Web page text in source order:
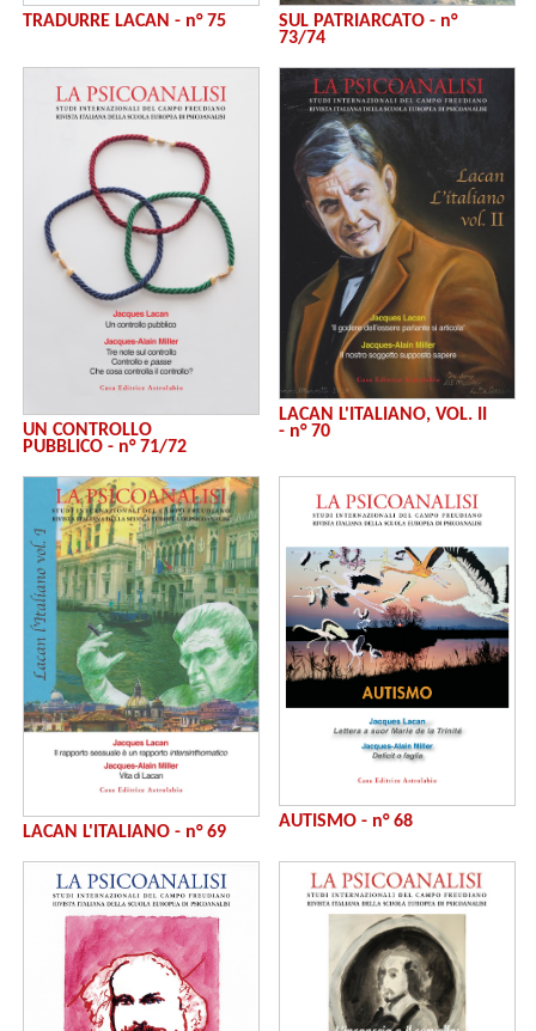
TRADURRE LACAN - n° 75
SUL PATRIARCATO - n°
73/74
UN CONTROLLO
PUBBLICO - n° 71/72
LACAN L'ITALIANO, VOL. II
- n° 70
LACAN L'ITALIANO - n° 69
AUTISMO - n° 68